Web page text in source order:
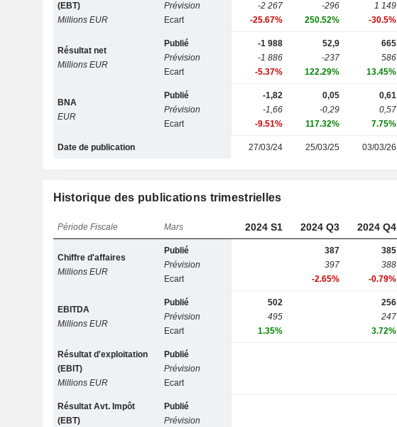
(EBT)
Millions EUR
Prévision
Ecart
-2 267
-25.67%
-296
250.52%
1 149
-30.5%
Résultat net
Millions EUR
Publié
Prévision
Ecart
-1 988
-1 886
-5.37%
52,9
-237
122.29%
665
586
13.45%
BNA
EUR
Publié
Prévision
Ecart
-1,82
-1,66
-9.51%
0,05
-0,29
117.32%
0,61
0,57
7.75%
Date de publication 27/03/24 25/03/25 03/03/26
Historique des publications trimestrielles
Période Fiscale Mars 2024 S1 2024 Q3 2024 Q4
Chiffre d'affaires
Millions EUR
Publié
Prévision
Ecart
387
397
-2.65%
385
388
-0.79%
EBITDA
Millions EUR
Publié
Prévision
Ecart
502
495
1.35%
256
247
3.72%
Résultat d'exploitation
(EBIT)
Millions EUR
Publié
Prévision
Ecart
Résultat Avt. Impôt
(EBT)
Publié
Prévision